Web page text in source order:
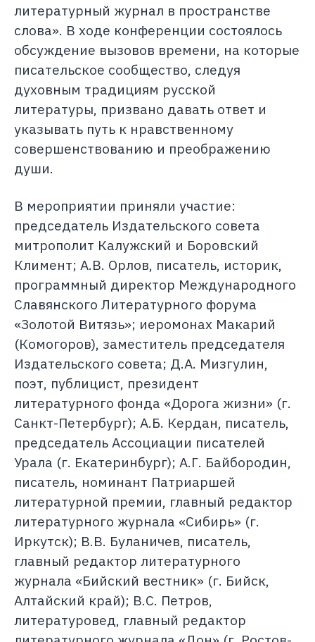
литературный журнал в пространстве
слова». В ходе конференции состоялось
обсуждение вызовов времени, на которые
писательское сообщество, следуя
духовным традициям русской
литературы, призвано давать ответ и
указывать путь к нравственному
совершенствованию и преображению
души.
В мероприятии приняли участие:
председатель Издательского совета
митрополит Калужский и Боровский
Климент; А.В. Орлов, писатель, историк,
программный директор Международного
Славянского Литературного форума
«Золотой Витязь»; иеромонах Макарий
(Комогоров), заместитель председателя
Издательского совета; Д.А. Мизгулин,
поэт, публицист, президент
литературного фонда «Дорога жизни» (г.
Санкт-Петербург); А.Б. Кердан, писатель,
председатель Ассоциации писателей
Урала (г. Екатеринбург); А.Г. Байбородин,
писатель, номинант Патриаршей
литературной премии, главный редактор
литературного журнала «Сибирь» (г.
Иркутск); В.В. Буланичев, писатель,
главный редактор литературного
журнала «Бийский вестник» (г. Бийск,
Алтайский край); В.С. Петров,
литературовед, главный редактор